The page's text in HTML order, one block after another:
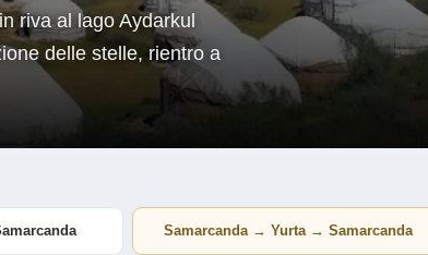
riva al lago Aydarkul
delle stelle, rientro a
Samarcanda → Yurta → Samarcanda